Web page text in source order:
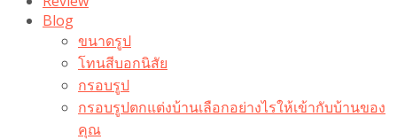
Blog
ขนาดรูป
โทนสีบอกนิสัย
กรอบรูป
กรอบรูปตกแต่งบ้านเลือกอย่างไรให้เข้ากับบ้านของ
คุณ